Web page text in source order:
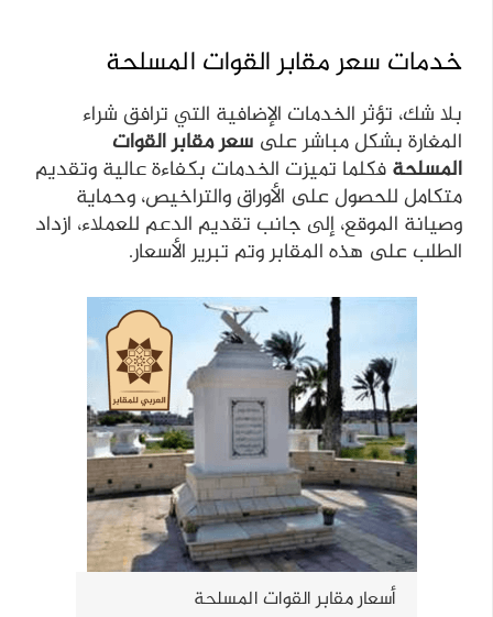
خدمات سعر مقابر القوات المسلحة
بلا شك، تؤثر الخدمات الإضافية التي ترافق شراء
المغارة بشكل مباشر علىسعر مقابر القوات
المسلحةفكلما تميزت الخدمات بكفاءة عالية وتقديم
متكامل للحصول على الأوراق والتراخيص، وحماية
وصيانة الموقع، إلى جانب تقديم الدعم للعملاء، ازداد
الطلب على هذه المقابر وتم تبرير الأسعار.
أسعار مقابر القوات المسلحة